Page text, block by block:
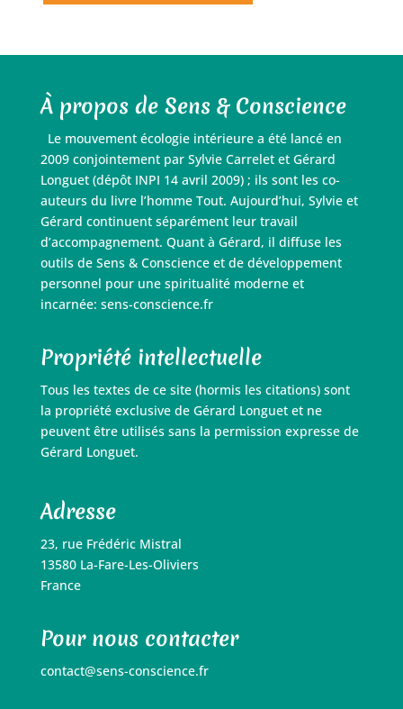
À propos de Sens & Conscience
Le mouvement écologie intérieure a été lancé en
2009 conjointement par Sylvie Carrelet et Gérard
Longuet (dépôt INPI 14 avril 2009) ; ils sont les co-
auteurs du livre l’homme Tout. Aujourd’hui, Sylvie et
Gérard continuent séparément leur travail
d’accompagnement. Quant à Gérard, il diffuse les
outils de Sens & Conscience et de développement
personnel pour une spiritualité moderne et
incarnée: sens-conscience.fr
Propriété intellectuelle
Tous les textes de ce site (hormis les citations) sont
la propriété exclusive de Gérard Longuet et ne
peuvent être utilisés sans la permission expresse de
Gérard Longuet.
Adresse
23, rue Frédéric Mistral
13580 La-Fare-Les-Oliviers
France
Pour nous contacter
contact@sens-conscience.fr